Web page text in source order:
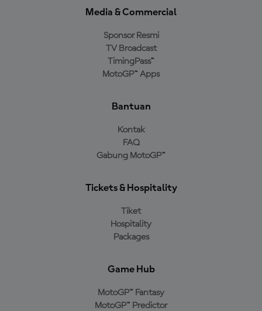
Media & Commercial
Sponsor Resmi
TV Broadcast
TimingPass™
MotoGP™ Apps
Bantuan
Kontak
FAQ
Gabung MotoGP™
Tickets & Hospitality
Tiket
Hospitality
Packages
Game Hub
MotoGP™ Fantasy
MotoGP™ Predictor